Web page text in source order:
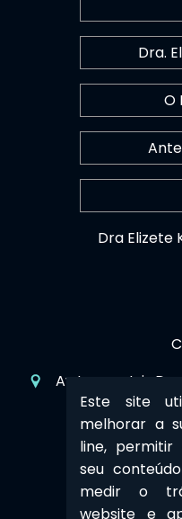
Dra.
O
Dra Elizete
Av Imperatriz
dim
Este site
melhorar a
line,
seu
medir o
website e